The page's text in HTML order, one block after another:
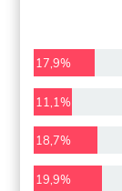
17,9%
11,1%
18,7%
19,9%